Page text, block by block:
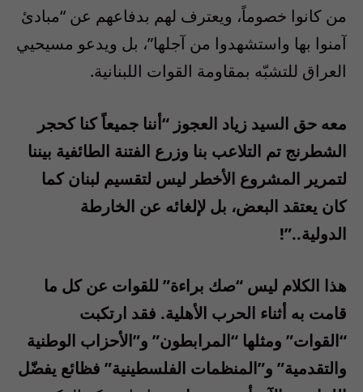
من كانوا خصوماً، ويعترف لهم بدفاعهم عن “مبادئ
آمنوا بها واستشهدوا من آجلها”، بل ويدعو مسيحيي
العراق للتشبّه بمقاومة القوات اللبنانية.
معه حق السيد زياد العجوز “أننا جميعاً كنا كحجر
الشطرنج تم التلاعب بنا وزرع الفتنة الطائفية بيننا
لتمرير المشروع الأخطر ليس لتقسيم لبنان كما
كان يعتقد البعض، بل لإلغائه عن الخارطة
الدولية..”!
هذا الكلام ليس “صك براءة” للقوات عن كل ما
قامت به أثناء الحرب الأهلية. فقد ارتكبت
“القوات” ومثلها “المرابطون” و”الأحزاب الوطنية
والتقدمية” و”المنظمات الفلسطينية” فظائع يفضّل